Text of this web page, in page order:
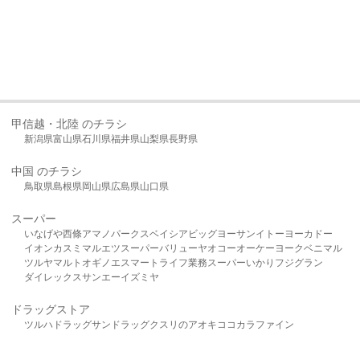
甲信越・北陸 のチラシ
新潟県富山県石川県福井県山梨県長野県
中国 のチラシ
鳥取県島根県岡山県広島県山口県
スーパー
いなげや西條アマノパークスベイシア ビッグヨーサンイトーヨーカドー
イオンカスミ マルエツスーパーバリューヤオコーオーケー ヨークベニマル
ツルヤマルト オギノ エスマート ライフ業務スーパーいかり フジグラン
ダイレックスサンエーイズミヤ
ドラッグストア
ツルハドラッグサンドラッグクスリのアオキ ココカラファイン